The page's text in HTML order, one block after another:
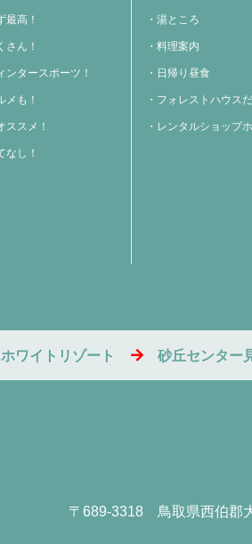
最高！
さん！
ンタースポーツ！
メも！
ススメ！
なし！
湯ところ
料理案内
日帰り昼食
フォレストハウス
レンタルショップ
ワイトリゾート 砂丘センター
〒689-3318 鳥取県西伯郡